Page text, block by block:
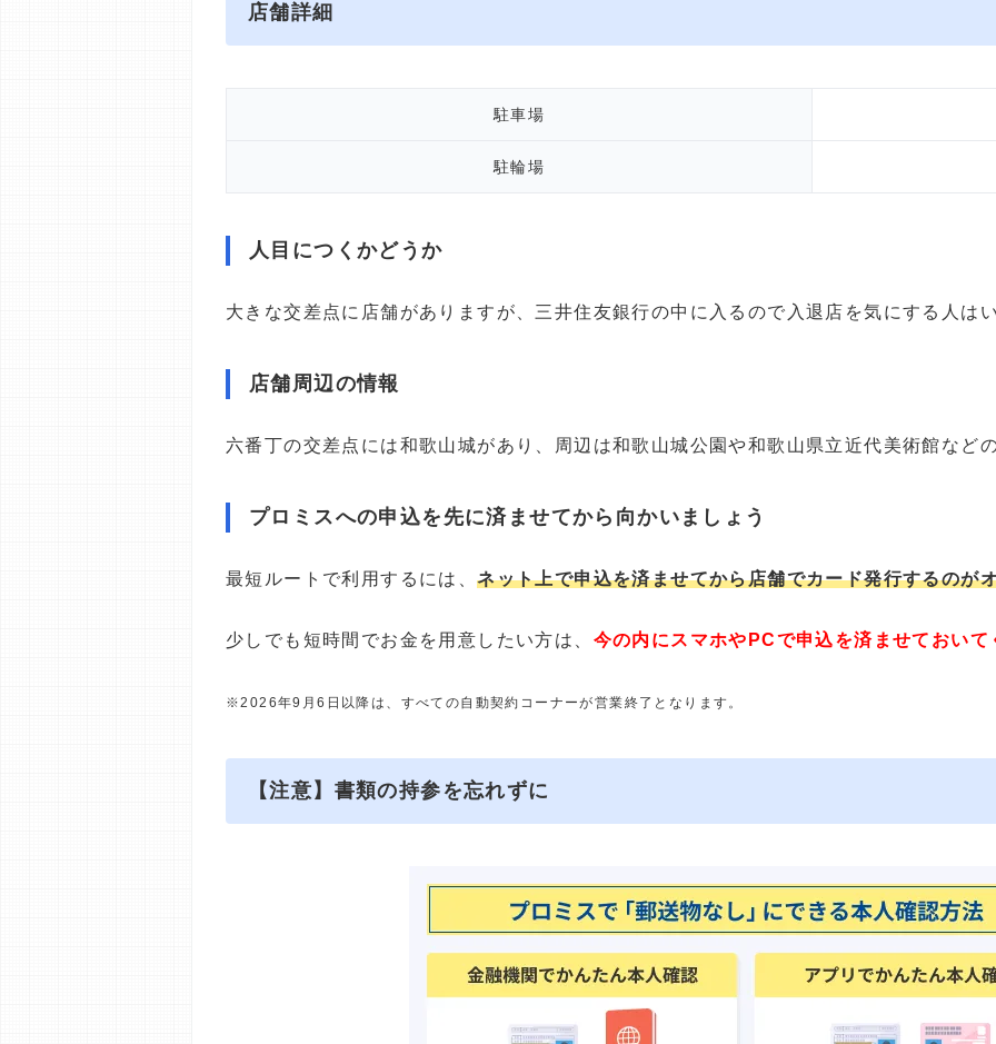
店舗詳細
駐車場
駐輪場
人目につくかどうか
大きな交差点に店舗がありますが、三井住友銀行の中に入るので入退店を気にする人は
店舗周辺の情報
六番丁の交差点には和歌山城があり、周辺は和歌山城公園や和歌山県立近代美術館など
プロミスへの申込を先に済ませてから向かいましょう
最短ルートで利用するには、ネット上で申込を済ませてから店舗でカード発行するのが
少しでも短時間でお金を用意したい方は、 今の内にスマホやPCで申込を済ませておいて
※2026年9月6日以降は、すべての自動契約コーナーが営業終了となります。
【注意】書類の持参を忘れずに